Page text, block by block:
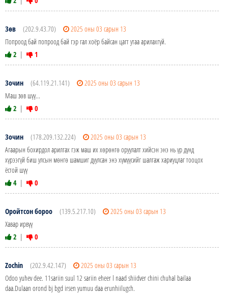
Зөв (202.9.43.70)
2025 оны 03 сарын 13
Попроод бай попроод бай гэр гал хоёр байсан цагт утаа арилахгүй.
2 | 1
Зочин (64.119.21.141)
2025 оны 03 сарын 13
Маш зөв шүү...
2 | 0
Зочин (178.209.132.224)
2025 оны 03 сарын 13
Агаарын бохирдол арилгах гэж маш их хөрөнгө оруулалт хийсэн энэ нь үр дүнд
хүрээгүй биш улсын мөнгө шамшиг дуулсан энэ хүмүүсийг шалгаж хариуцлаг тооцох
ёстой шүү
4 | 0
Оройтсон бороо (139.5.217.10)
2025 оны 03 сарын 13
Хавар ирвүү
2 | 0
Zochin (202.9.42.147)
2025 оны 03 сарын 13
Odoo yuhev dee. 11sariin suul 12 sariin eheer l naad shiidver chini chuhal bailaa
daa.Dulaan orond bj bgd irsen yumuu daa erunhiilugch.